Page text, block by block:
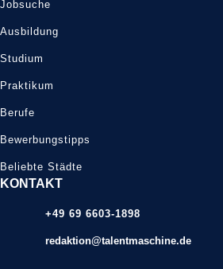
Jobsuche
Ausbildung
Studium
Praktikum
Berufe
Bewerbungstipps
Beliebte Städte
KONTAKT
+49 69 6603-1898
redaktion@talentmaschine.de